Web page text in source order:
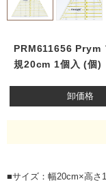
PRM611656 Prym
規20cm 1個入 (個)
卸価格
■サイズ：幅20cm×高さ